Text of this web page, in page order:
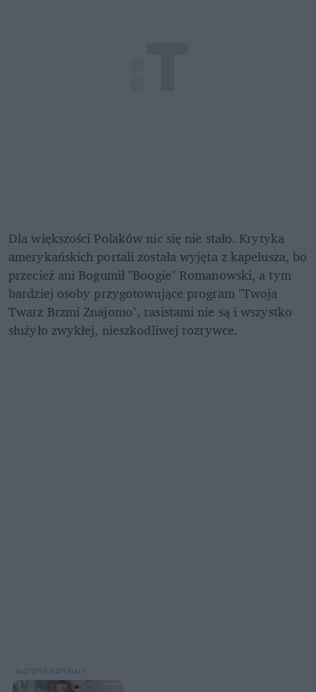
Dla większości Polaków nic się nie stało. Krytyka
amerykańskich portali została wyjęta z kapelusza, bo
przecież ani Bogumił "Boogie" Romanowski, a tym
bardziej osoby przygotowujące program "Twoja
Twarz Brzmi Znajomo", rasistami nie są i wszystko
służyło zwykłej, nieszkodliwej rozrywce.